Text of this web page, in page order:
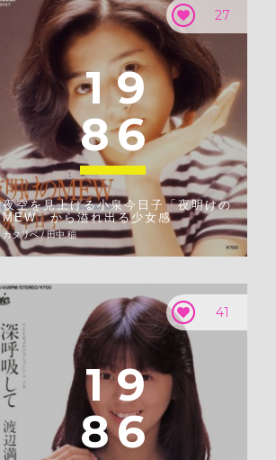
27
1 9
86
夜空を見上げる小泉今日子「夜明けの
MEW」から溢れ出る少女感
カタリベ / 田中 稲
41
1 9
86